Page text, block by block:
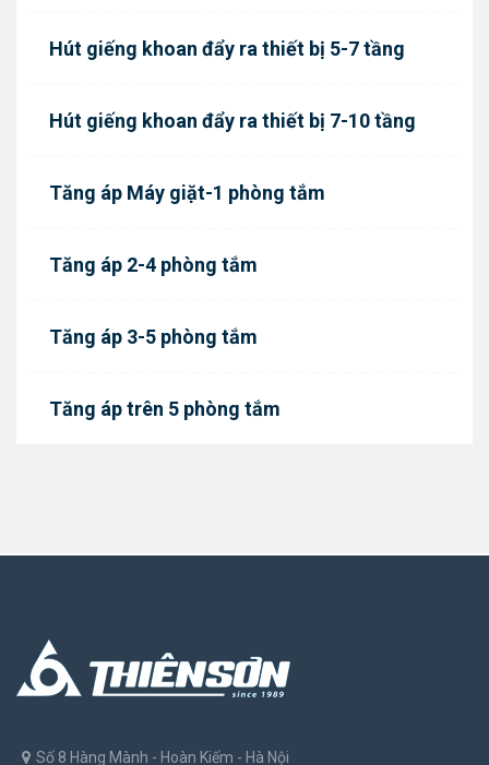
Hút giếng khoan đẩy ra thiết bị 5-7 tầng
Hút giếng khoan đẩy ra thiết bị 7-10 tầng
Tăng áp Máy giặt-1 phòng tắm
Tăng áp 2-4 phòng tắm
Tăng áp 3-5 phòng tắm
Tăng áp trên 5 phòng tắm
Số 8 Hàng Mành - Hoàn Kiếm - Hà Nội